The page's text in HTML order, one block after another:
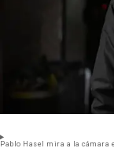
Pablo Hasel mira a la cámara